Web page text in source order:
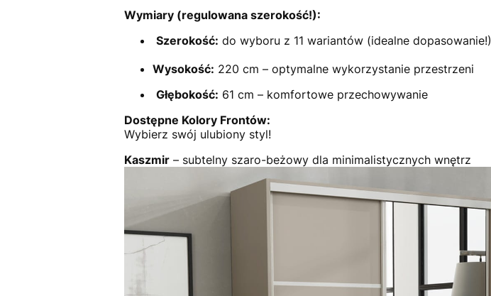
Wymiary (regulowana szerokość!):
Szerokość: do wyboru z 11 wariantów (idealne dopasowanie!)
Wysokość: 220 cm – optymalne wykorzystanie przestrzeni
Głębokość: 61 cm – komfortowe przechowywanie
Dostępne Kolory Frontów:
Wybierz swój ulubiony styl!
Kaszmir– subtelny szaro-beżowy dla minimalistycznych wnętrz